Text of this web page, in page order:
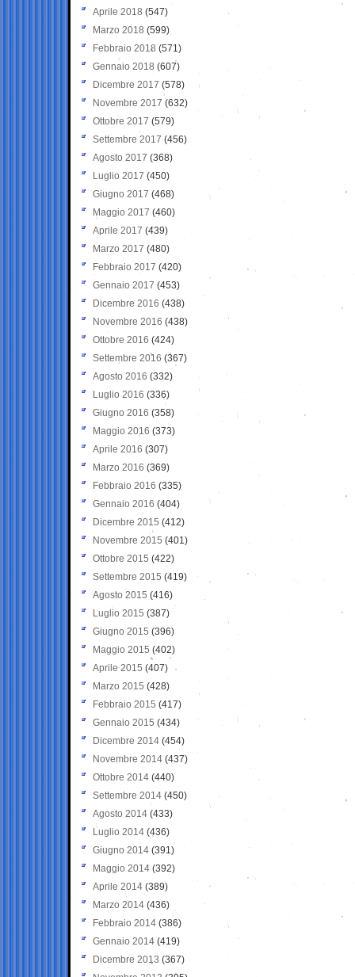
Aprile 2018 (547)
Marzo 2018 (599)
Febbraio 2018 (571)
Gennaio 2018 (607)
Dicembre 2017 (578)
Novembre 2017 (632)
Ottobre 2017 (579)
Settembre 2017 (456)
Agosto 2017 (368)
Luglio 2017 (450)
Giugno 2017 (468)
Maggio 2017 (460)
Aprile 2017 (439)
Marzo 2017 (480)
Febbraio 2017 (420)
Gennaio 2017 (453)
Dicembre 2016 (438)
Novembre 2016 (438)
Ottobre 2016 (424)
Settembre 2016 (367)
Agosto 2016 (332)
Luglio 2016 (336)
Giugno 2016 (358)
Maggio 2016 (373)
Aprile 2016 (307)
Marzo 2016 (369)
Febbraio 2016 (335)
Gennaio 2016 (404)
Dicembre 2015 (412)
Novembre 2015 (401)
Ottobre 2015 (422)
Settembre 2015 (419)
Agosto 2015 (416)
Luglio 2015 (387)
Giugno 2015 (396)
Maggio 2015 (402)
Aprile 2015 (407)
Marzo 2015 (428)
Febbraio 2015 (417)
Gennaio 2015 (434)
Dicembre 2014 (454)
Novembre 2014 (437)
Ottobre 2014 (440)
Settembre 2014 (450)
Agosto 2014 (433)
Luglio 2014 (436)
Giugno 2014 (391)
Maggio 2014 (392)
Aprile 2014 (389)
Marzo 2014 (436)
Febbraio 2014 (386)
Gennaio 2014 (419)
Dicembre 2013 (367)